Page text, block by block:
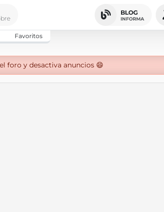
BLOG
INFORMA
Favoritos
foro y desactiva anuncios 😄